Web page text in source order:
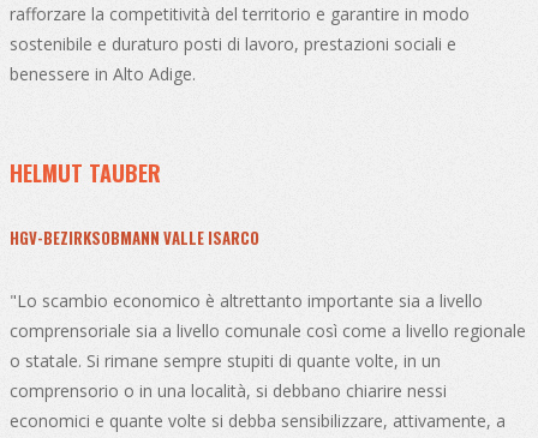
rafforzare la competitività del territorio e garantire in modo
sostenibile e duraturo posti di lavoro, prestazioni sociali e
benessere in Alto Adige.
HELMUT TAUBER
HGV-BEZIRKSOBMANN VALLE ISARCO
"Lo scambio economico è altrettanto importante sia a livello
comprensoriale sia a livello comunale così come a livello regionale
o statale. Si rimane sempre stupiti di quante volte, in un
comprensorio o in una località, si debbano chiarire nessi
economici e quante volte si debba sensibilizzare, attivamente, a